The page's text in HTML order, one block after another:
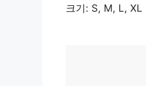
크기: S, M, L, XL